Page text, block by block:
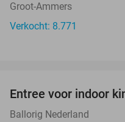
Groot-Ammers
Verkocht: 8.771
Entree voor indoor
Ballorig Nederland